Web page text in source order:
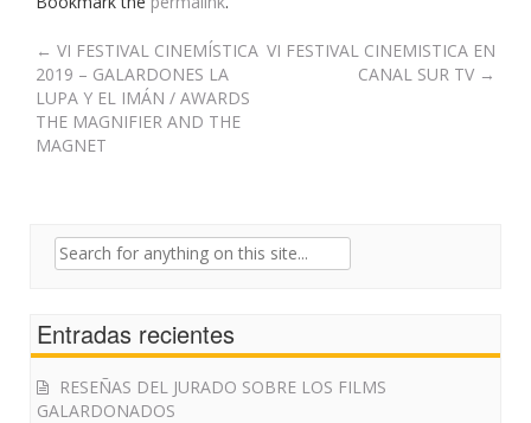
Post
navigation
← VI FESTIVAL CINEMÍSTICA
2019 – GALARDONES LA
LUPA Y EL IMÁN / AWARDS
THE MAGNIFIER AND THE
MAGNET
VI FESTIVAL CINEMISTICA EN
CANAL SUR TV →
Search
Entradas recientes
RESEÑAS DEL JURADO SOBRE LOS FILMS
GALARDONADOS